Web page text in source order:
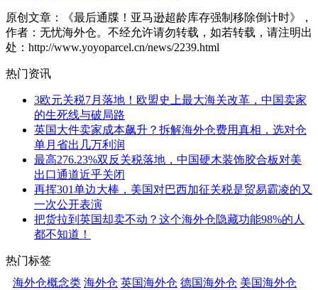
原创文章：《最后通牒！亚马逊超龄库存强制移除倒计时》，
作者：无忧海外仓。不经允许请勿转载，如若转载，请注明出
处：http://www.yoyoparcel.cn/news/2239.html
热门资讯
3欧元关税7月落地！欧盟史上最大海关改革，中国卖家
的生死线与破局路
英国大件卖家成本飙升？拆解海外仓费用真相，选对仓
单月省出几万利润
最高276.23%双反关税落地，中国硬木装饰胶合板对美
出口通道近乎关闭
再挥301单边大棒，美国对巴西加征关税是贸易霸凌的又
一次公开表演
把货拉到英国却卖不动？这个海外仓隐藏功能98%的人
都不知道！
热门标签
海外仓概念类 海外仓 英国海外仓 德国海外仓 美国海外仓